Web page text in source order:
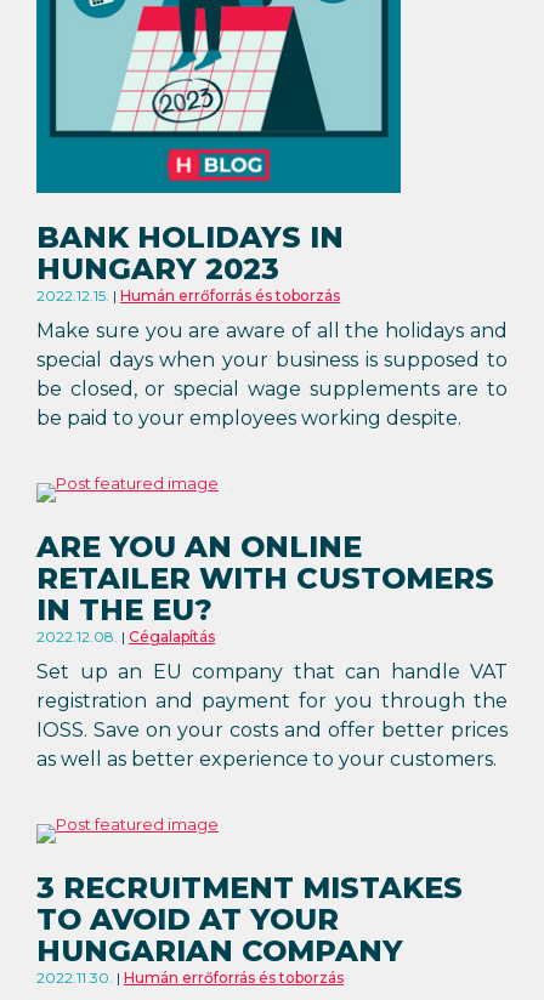
BANK HOLIDAYS IN
HUNGARY 2023
2022.12.15. Humán errőforrás és toborzás
Make sure you are aware of all the holidays and
special days when your business is supposed to
be closed, or special wage supplements are to
be paid to your employees working despite.
ARE YOU AN ONLINE
RETAILER WITH CUSTOMERS
IN THE EU?
2022.12.08. Cégalapítás
Set up an EU company that can handle VAT
registration and payment for you through the
IOSS. Save on your costs and offer better prices
as well as better experience to your customers.
3 RECRUITMENT MISTAKES
TO AVOID AT YOUR
HUNGARIAN COMPANY
2022.11.30. Humán errőforrás és toborzás